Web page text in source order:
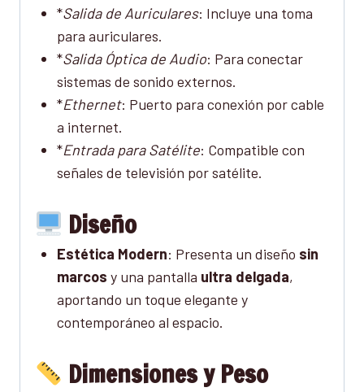
*Salida de Auriculares: Incluye una toma
para auriculares.
*Salida Óptica de Audio: Para conectar
sistemas de sonido externos.
*Ethernet: Puerto para conexión por cable
a internet.
*Entrada para Satélite: Compatible con
señales de televisión por satélite.
Diseño
Estética Modern: Presenta un diseño sin
marcos y una pantalla ultra delgada,
aportando un toque elegante y
contemporáneo al espacio.
Dimensiones y Peso